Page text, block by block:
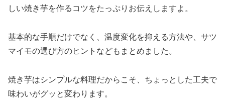
しい焼き芋を作るコツをたっぷりお伝えしますよ。
基本的な手順だけでなく、温度変化を抑える方法や、サツ
マイモの選び方のヒントなどもまとめました。
焼き芋はシンプルな料理だからこそ、ちょっとした工夫で
味わいがグッと変わります。